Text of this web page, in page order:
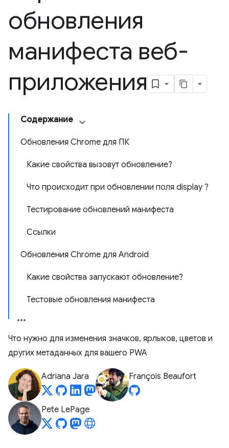
обновления
манифеста веб-
приложения
Содержание
Обновления Chrome для ПК
Какие свойства вызовут обновление?
Что происходит при обновлении поля display ?
Тестирование обновлений манифеста
Ссылки
Обновления Chrome для Android
Какие свойства запускают обновление?
Тестовые обновления манифеста
Что нужно для изменения значков, ярлыков, цветов и
других метаданных для вашего PWA
Adriana Jara François Beaufort
Pete LePage